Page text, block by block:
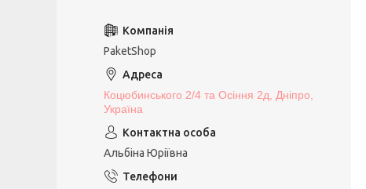
PaketShop
Коцюбинського 2/4 та Осіння 2д, Дніпро,
Україна
Альбіна Юріївна